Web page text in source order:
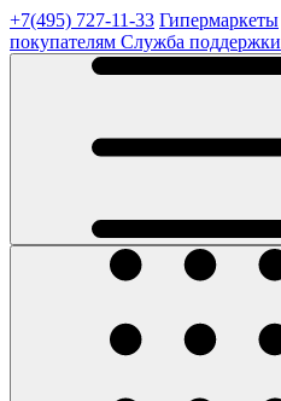
+7(495) 727-11-33 Гипермаркеты
покупателям Служба поддержки